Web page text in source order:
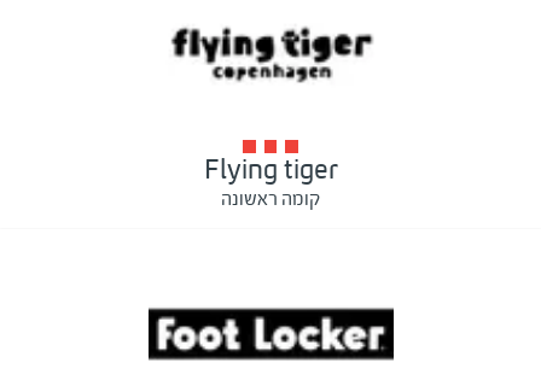
Flying tiger
קומה ראשונה